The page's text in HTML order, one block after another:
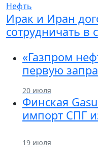
Нефть
Ирак и Иран
сотрудничать в
Previous
«Газпром
первую
20 июля
Финская
импорт СПГ
19 июля